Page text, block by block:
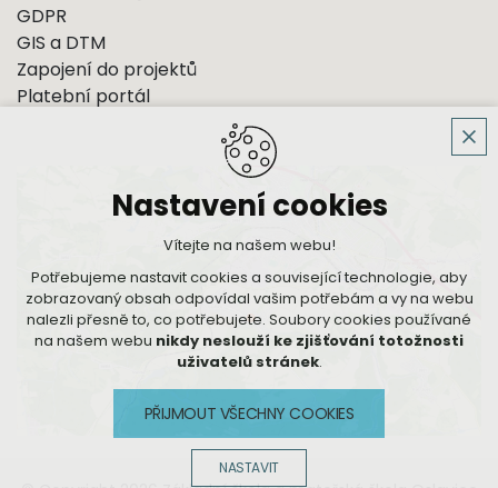
GDPR
GIS a DTM
Zapojení do projektů
Platební portál
Nastavení cookies
Vítejte na našem webu!
Potřebujeme nastavit cookies a související technologie, aby
zobrazovaný obsah odpovídal vašim potřebám a vy na webu
nalezli přesně to, co potřebujete. Soubory cookies používané
na našem webu nikdy neslouží ke zjišťování totožnosti
uživatelů stránek.
PŘIJMOUT VŠECHNY COOKIES
NASTAVIT